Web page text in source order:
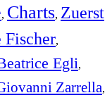
, Charts, Zuerst
Fischer,
Egli,
Zarrella,